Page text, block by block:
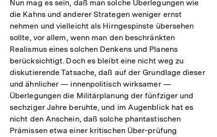
Nun mag es sein, daß man solche Überlegungen wie
die Kahns und anderer Strategen weniger ernst
nehmen und vielleicht als Hirngespinste übersehen
sollte, vor allem, wenn man den beschränkten
Realismus eines solchen Denkens und Planens
berücksichtigt. Doch es bleibt eine nicht weg zu
diskutierende Tatsache, daß auf der Grundlage dieser
und ähnlicher — innenpolitisch wirksamer —
Überlegungen die Militärplanung der fünfziger und
sechziger Jahre beruhte, und im Augenblick hat es
nicht den Anschein, daß solche phantastischen
Prämissen etwa einer kritischen Über-prüfung